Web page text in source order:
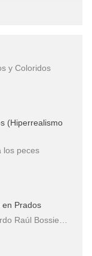
y Coloridos
(Hiperrealismo
los peces
en Prados
Raúl Bossie…